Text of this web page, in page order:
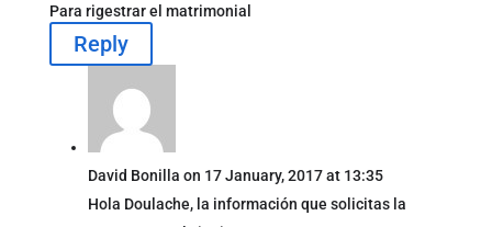
Para rigestrar el matrimonial
Reply
David Bonilla on 17 January, 2017 at 13:35
Hola Doulache, la información que solicitas la